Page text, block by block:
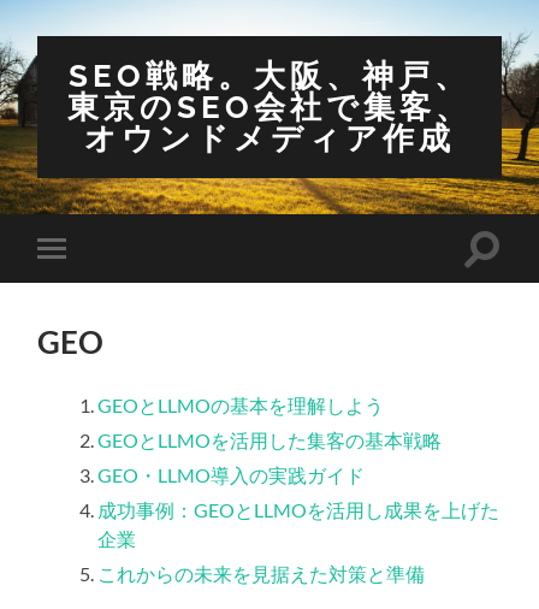
SEO戦略。大阪、神戸、
東京のSEO会社で集客、
オウンドメディア作成
モ
バ
メ
検
GEO
GEOとLLMOの基本を理解しよう
GEOとLLMOを活用した集客の基本戦略
GEO・LLMO導入の実践ガイド
成功事例：GEOとLLMOを活用し成果を上げた
企業
これからの未来を見据えた対策と準備